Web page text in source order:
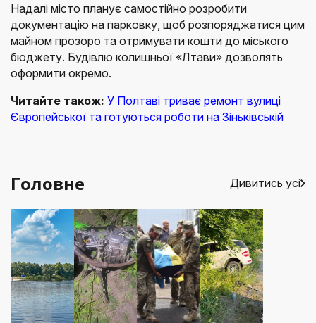
Надалі місто планує самостійно розробити
документацію на парковку, щоб розпоряджатися цим
майном прозоро та отримувати кошти до міського
бюджету. Будівлю колишньої «Лтави» дозволять
оформити окремо.
Читайте також: У Полтаві триває ремонт вулиці
Європейської та готуються роботи на Зіньківській
Головне Дивитись усі